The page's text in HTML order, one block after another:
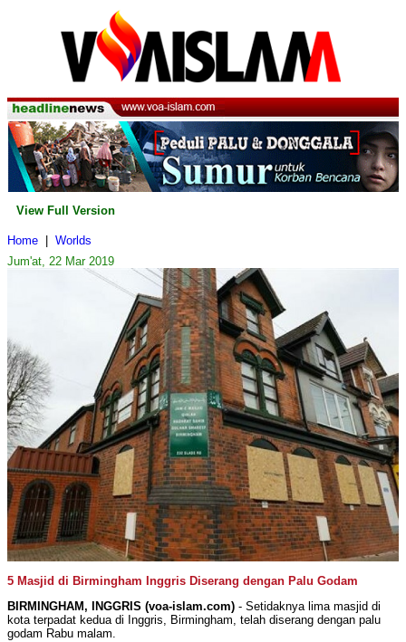
View Full Version
Home
Worlds
Jum'at, 22 Mar 2019
5 Masjid di Birmingham Inggris Diserang dengan Palu Godam
BIRMINGHAM, INGGRIS (voa-islam.com) - Setidaknya lima masjid di
kota terpadat kedua di Inggris, Birmingham, telah diserang dengan palu
godam Rabu malam.